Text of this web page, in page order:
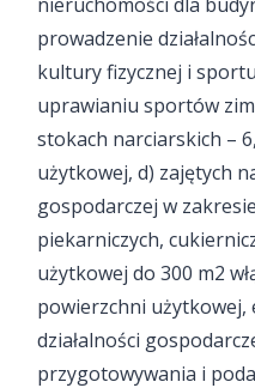
prowadzenie
kultury fizycznej i
uprawianiu sportów
stokach narciarskich –
użytkowej, d) zajętych
gospodarczej w
piekarniczych,
użytkowej do 300 m2
powierzchni użytkowej,
działalności
przygotowywania i